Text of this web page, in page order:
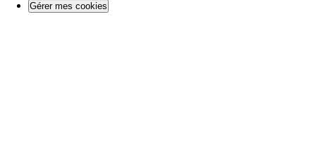
Gérer mes cookies